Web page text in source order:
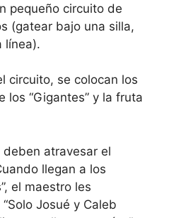
pequeño circuito de
(gatear bajo una silla,
línea).
circuito, se colocan los
los “Gigantes” y la fruta
deben atravesar el
llegan a los
el maestro les
Josué y Caleb